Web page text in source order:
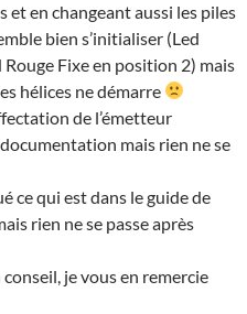
et en changeant aussi les piles
bien s’initialiser (Led
Fixe en position 2) mais
hélices ne démarre
de l’émetteur
mais rien ne se
ce qui est dans le guide de
rien ne se passe après
je vous en remercie